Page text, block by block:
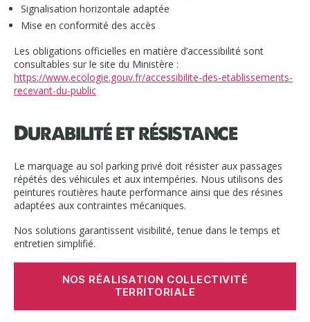
Signalisation horizontale adaptée
Mise en conformité des accès
Les obligations officielles en matière d’accessibilité sont
consultables sur le site du Ministère :
https://www.ecologie.gouv.fr/accessibilite-des-etablissements-
recevant-du-public
Durabilité et résistance
Le marquage au sol parking privé doit résister aux passages
répétés des véhicules et aux intempéries. Nous utilisons des
peintures routières haute performance ainsi que des résines
adaptées aux contraintes mécaniques.
Nos solutions garantissent visibilité, tenue dans le temps et
entretien simplifié.
NOS RÉALISATION COLLECTIVITÉ
TERRITORIALE